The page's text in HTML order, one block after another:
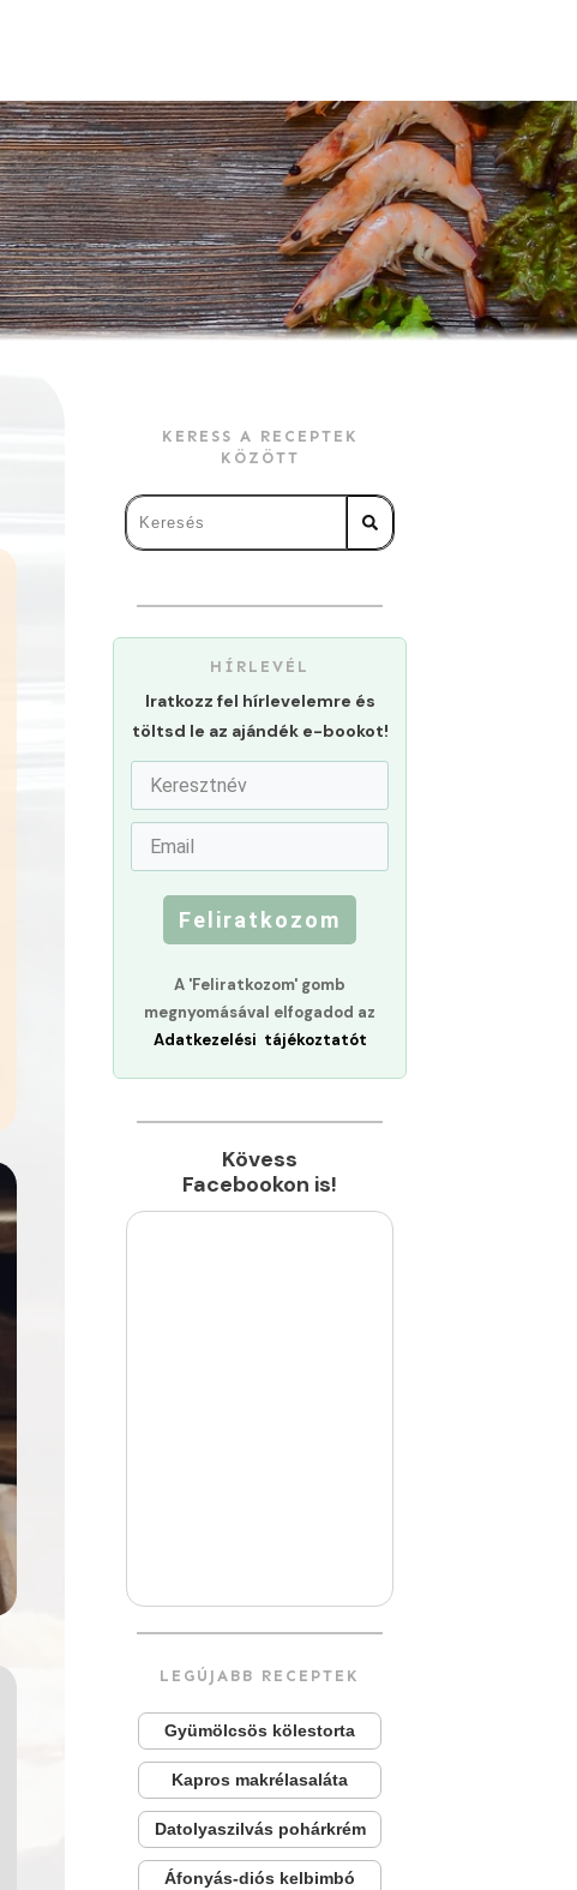
KERESS A RECEPTEK
KÖZÖTT
HÍRLEVÉL
Iratkozz fel hírlevelemre és
töltsd le az ajándék e-bookot!
Feliratkozom
A 'Feliratkozom' gomb
megnyomásával elfogadod az
Adatkezelési tájékoztatót
Kövess
Facebookon is!
LEGÚJABB RECEPTEK
Gyümölcsös kölestorta
Kapros makrélasaláta
Datolyaszilvás pohárkrém
Áfonyás-diós kelbimbó